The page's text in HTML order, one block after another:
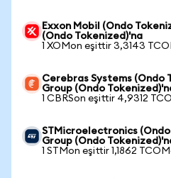
Exxon Mobil (Ondo
(Ondo Tokenized)'na
1 XOMon eşittir 3,3143
Cerebras Systems (Ondo
Group (Ondo
1 CBRSon eşittir 4,9312
STMicroelectronics
Group (Ondo
1 STMon eşittir 1,1862